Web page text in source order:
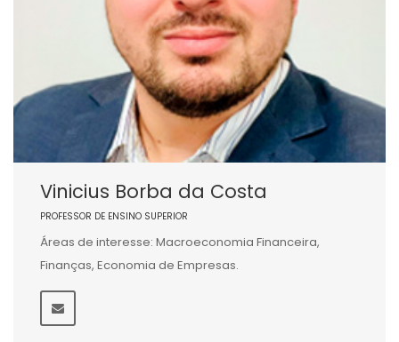
Vinicius Borba da Costa
PROFESSOR DE ENSINO SUPERIOR
Áreas de interesse: Macroeconomia Financeira,
Finanças, Economia de Empresas.